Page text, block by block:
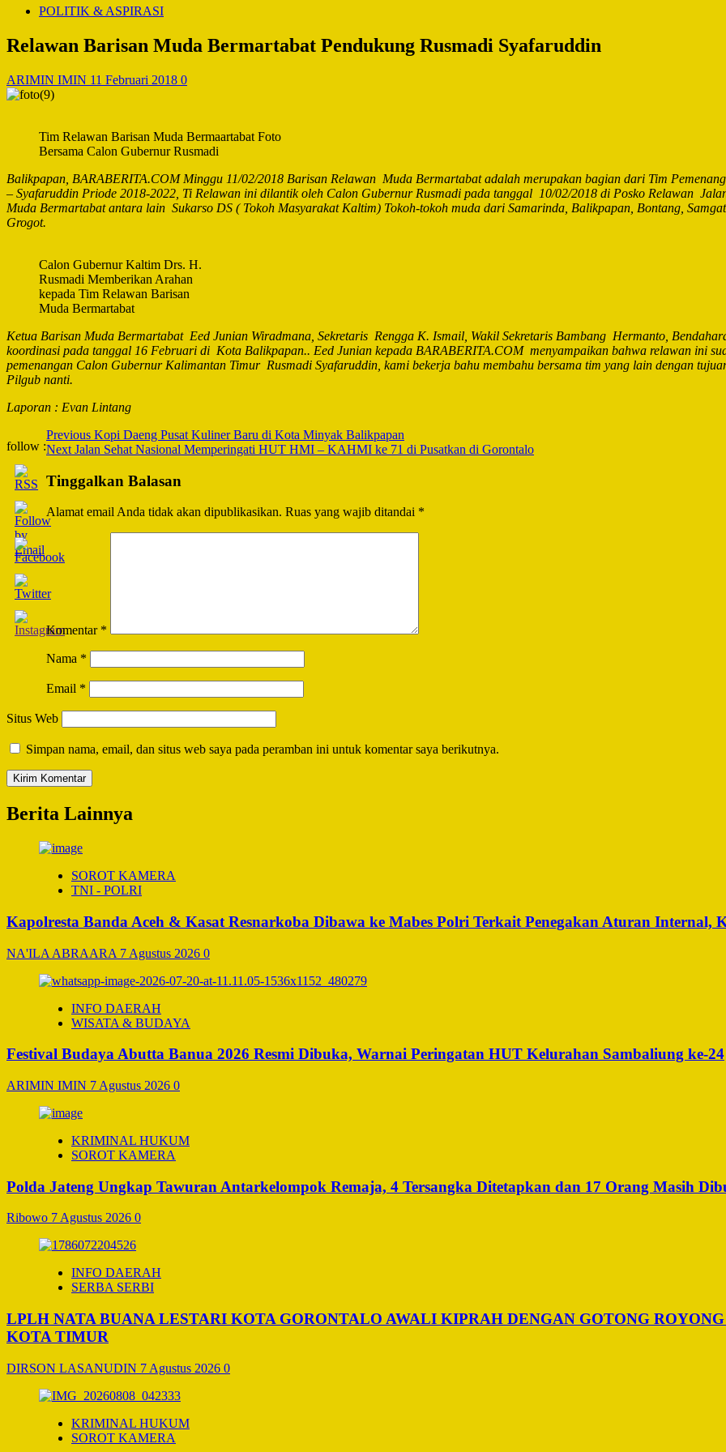
POLITIK & ASPIRASI
Relawan Barisan Muda Bermartabat Pendukung Rusmadi Syafaruddin
ARIMIN IMIN 11 Februari 2018 0
Tim Relawan Barisan Muda Bermaartabat Foto
Bersama Calon Gubernur Rusmadi
Balikpapan, BARABERITA.COM Minggu 11/02/2018 Barisan Relawan Muda Bermartabat adalah merupakan bagian dari Tim
– Syafaruddin Priode 2018-2022, Ti Relawan ini dilantik oleh Calon Gubernur Rusmadi pada tanggal 10/02/2018 di Posko Relawan
Muda Bermartabat antara lain Sukarso DS ( Tokoh Masyarakat Kaltim) Tokoh-tokoh muda dari Samarinda, Balikpapan, Bontang,
Grogot.
Calon Gubernur Kaltim Drs. H.
Rusmadi Memberikan Arahan
kepada Tim Relawan Barisan
Muda Bermartabat
Ketua Barisan Muda Bermartabat Eed Junian Wiradmana, Sekretaris Rengga K. Ismail, Wakil Sekretaris Bambang Hermanto,
koordinasi pada tanggal 16 Februari di Kota Balikpapan.. Eed Junian kepada BARABERITA.COM menyampaikan bahwa relawan ini
pemenangan Calon Gubernur Kalimantan Timur Rusmadi Syafaruddin, kami bekerja bahu membahu bersama tim yang lain dengan
Pilgub nanti.
Laporan : Evan Lintang
follow :
Post
Navigation
Previous Kopi Daeng Pusat Kuliner Baru di Kota Minyak Balikpapan
Next Jalan Sehat Nasional Memperingati HUT HMI – KAHMI ke 71 di Pusatkan di Gorontalo
Tinggalkan Balasan
Alamat email Anda tidak akan dipublikasikan. Ruas yang wajib ditandai *
Komentar *
Nama *
Email *
Situs Web
Simpan nama, email, dan situs web saya pada peramban ini untuk komentar saya berikutnya.
Berita Lainnya
SOROT KAMERA
TNI - POLRI
Kapolresta Banda Aceh & Kasat Resnarkoba Dibawa ke Mabes Polri Terkait Penegakan Aturan Internal,
NA'ILA ABRAARA 7 Agustus 2026 0
INFO DAERAH
WISATA & BUDAYA
Festival Budaya Abutta Banua 2026 Resmi Dibuka, Warnai Peringatan HUT Kelurahan Sambaliung ke-24
ARIMIN IMIN 7 Agustus 2026 0
KRIMINAL HUKUM
SOROT KAMERA
Polda Jateng Ungkap Tawuran Antarkelompok Remaja, 4 Tersangka Ditetapkan dan 17 Orang Masih
Ribowo 7 Agustus 2026 0
INFO DAERAH
SERBA SERBI
LPLH NATA BUANA LESTARI KOTA GORONTALO AWALI KIPRAH DENGAN GOTONG
KOTA TIMUR
DIRSON LASANUDIN 7 Agustus 2026 0
KRIMINAL HUKUM
SOROT KAMERA